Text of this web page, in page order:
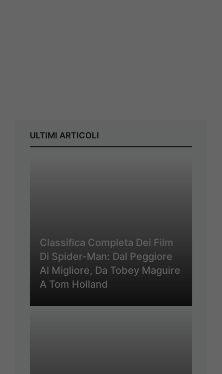
ULTIMI ARTICOLI
Classifica Completa Dei Film
Di Spider-Man: Dal Peggiore
Al Migliore, Da Tobey Maguire
A Tom Holland